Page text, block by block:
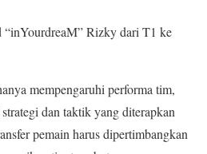
“inYourdreaM” Rizky dari T1 ke
mempengaruhi performa tim,
dan taktik yang diterapkan
pemain harus dipertimbangkan